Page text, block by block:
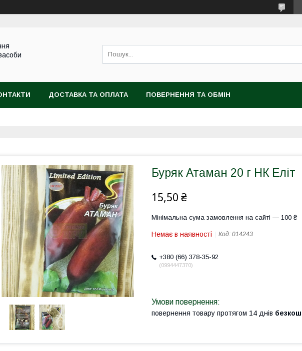
ДОСТАВКА ТА ОПЛАТА ПОВЕРНЕННЯ ТА ОБМІН
Буряк Атаман 20 г НК Еліт
15,50 ₴
Мінімальна сума замовлення на сайті — 100 ₴
Немає в наявності Код: 014243
+380 (66) 378-35-92
0994447370
повернення товару протягом 14 днів